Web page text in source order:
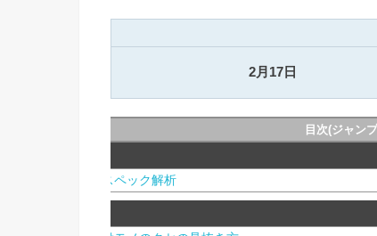
2月17日
目次(ジャン
スペック解析